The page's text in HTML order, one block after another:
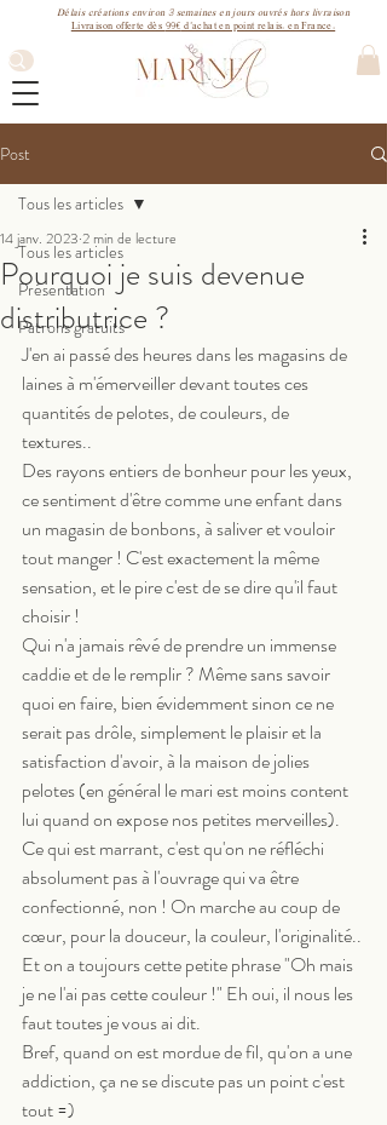
Délais créations environ 3 semainesen jours ouvrés hors livraison
Livraison offerte dès 99€ d'achat en point relais. en France.
Post
Tous les articles
Présentation
Patrons gratuits
Tous les articles
Pourquoi je suis devenue
distributrice ?
14 janv. 2023 2 min de lecture
J'en ai passé des heures dans les magasins de
laines à m'émerveiller devant toutes ces
quantités de pelotes, de couleurs, de
textures..
Des rayons entiers de bonheur pour les yeux,
ce sentiment d'être comme une enfant dans
un magasin de bonbons, à saliver et vouloir
tout manger ! C'est exactement la même
sensation, et le pire c'est de se dire qu'il faut
choisir !
Qui n'a jamais rêvé de prendre un immense
caddie et de le remplir ? Même sans savoir
quoi en faire, bien évidemment sinon ce ne
serait pas drôle, simplement le plaisir et la
satisfaction d'avoir, à la maison de jolies
pelotes (en général le mari est moins content
lui quand on expose nos petites merveilles).
Ce qui est marrant, c'est qu'on ne réfléchi
absolument pas à l'ouvrage qui va être
confectionné, non ! On marche au coup de
cœur, pour la douceur, la couleur, l'originalité..
Et on a toujours cette petite phrase "Oh mais
je ne l'ai pas cette couleur !" Eh oui, il nous les
faut toutes je vous ai dit.
Bref, quand on est mordue de fil, qu'on a une
addiction, ça ne se discute pas un point c'est
tout =)